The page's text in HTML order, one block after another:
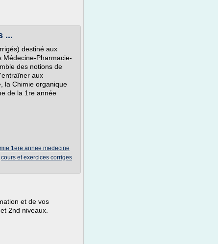
...
destiné aux
Médecine-Pharmacie-
des notions de
aux
la Chimie organique
de la 1re année
1ere annee medecine
cours et exercices corriges
et de vos
2nd niveaux.